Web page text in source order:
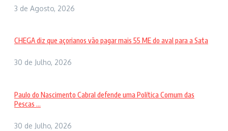
3 de Agosto, 2026
CHEGA diz que açorianos vão pagar mais 55 ME do aval para a Sata
30 de Julho, 2026
Paulo do Nascimento Cabral defende uma Política Comum das
Pescas ...
30 de Julho, 2026